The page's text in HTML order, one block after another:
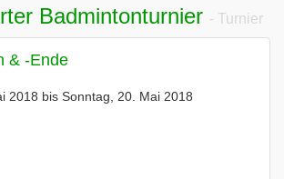
Badmintonturnier - Turnier
& -Ende
2018 bis Sonntag, 20. Mai 2018